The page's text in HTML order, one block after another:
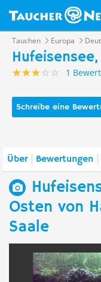
Tauchen Europa
1
Schreibe eine
Über Bewertungen
Osten von
Saale